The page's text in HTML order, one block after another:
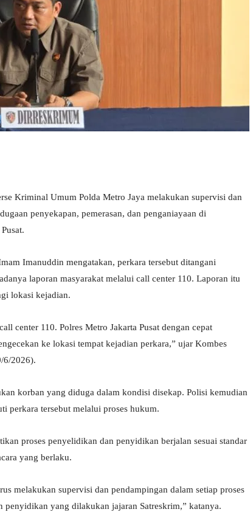
Kriminal Umum Polda Metro Jaya melakukan supervisi dan
penyekapan, pemerasan, dan penganiayaan di
Imanuddin mengatakan, perkara tersebut ditangani
laporan masyarakat melalui call center 110. Laporan itu
lokasi kejadian.
center 110. Polres Metro Jakarta Pusat dengan cepat
ke lokasi tempat kejadian perkara,” ujar Kombes
6/2026).
korban yang diduga dalam kondisi disekap. Polisi kemudian
perkara tersebut melalui proses hukum.
proses penyelidikan dan penyidikan berjalan sesuai standar
yang berlaku.
melakukan supervisi dan pendampingan dalam setiap proses
yang dilakukan jajaran Satreskrim,” katanya.